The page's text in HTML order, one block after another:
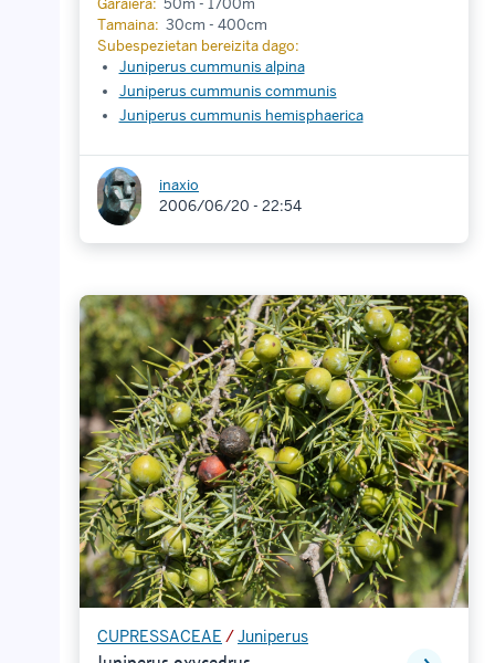
Tamaina: 30cm - 400cm
Subespezietan bereizita dago:
Juniperus cummunis alpina
Juniperus cummunis communis
Juniperus cummunis hemisphaerica
inaxio
2006/06/20 - 22:54
CUPRESSACEAE /Juniperus